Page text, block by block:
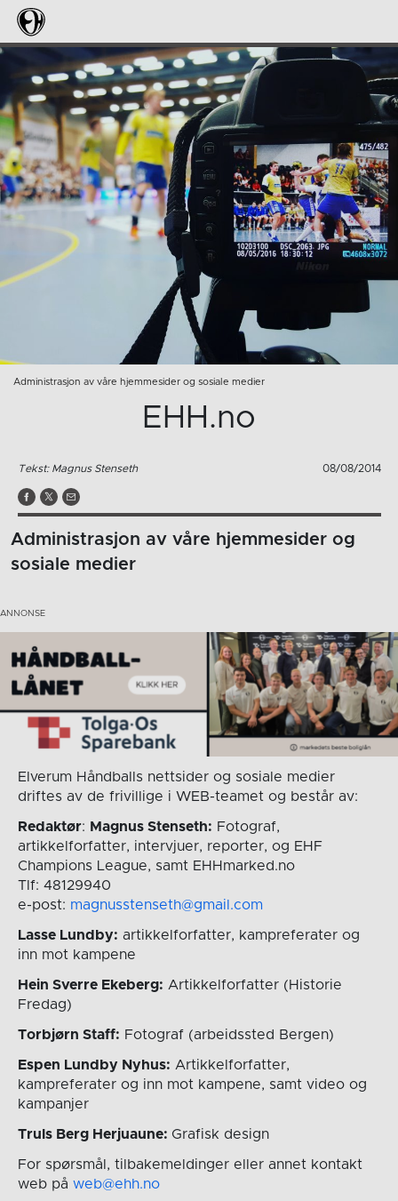
Administrasjon av våre hjemmesider og sosiale medier
EHH.no
Tekst: Magnus Stenseth 08/08/2014
Administrasjon av våre hjemmesider og
sosiale medier
Elverum Håndballs nettsider og sosiale medier
driftes av de frivillige i WEB-teamet og består av:
Redaktør: Magnus Stenseth: Fotograf,
artikkelforfatter, intervjuer, reporter, og EHF
Champions League, samt EHHmarked.no
Tlf: 48129940
e-post: magnusstenseth@gmail.com
Lasse Lundby: artikkelforfatter, kampreferater og
inn mot kampene
Hein Sverre Ekeberg: Artikkelforfatter (Historie
Fredag)
Torbjørn Staff: Fotograf (arbeidssted Bergen)
Espen Lundby Nyhus: Artikkelforfatter,
kampreferater og inn mot kampene, samt video og
kampanjer
Truls Berg Herjuaune: Grafisk design
For spørsmål, tilbakemeldinger eller annet kontakt
web på web@ehh.no